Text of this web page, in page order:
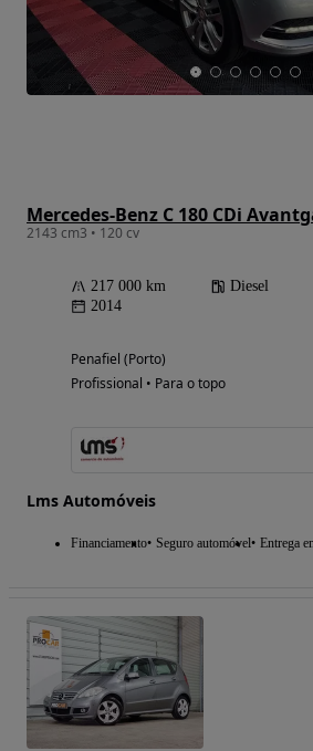
Mercedes-Benz C 180 CDi
2143 cm3 • 120 cv
217 000 km Diesel
2014
Penafiel (Porto)
Profissional • Para o topo
Lms Automóveis
Financiamento Seguro automóvel Entrega